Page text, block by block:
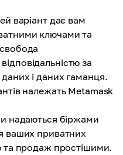
варіант дає вам
ключами та
за
і даних гаманця.
належать Metamask
надаються біржами
ваших приватних
та продаж простішими.